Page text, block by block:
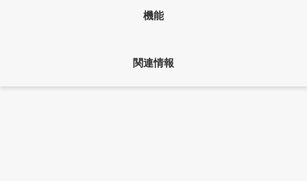
機能
関連情報